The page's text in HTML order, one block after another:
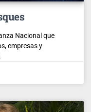
Nacional que
empresas y